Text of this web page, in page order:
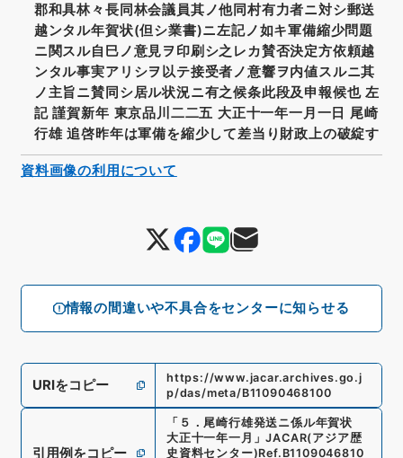
情報の間違いや不具合をセンターに知らせる
郡和具林々長同林会議員其ノ他同村有力者ニ対シ郵送
越ンタル年賀状(但シ業書)ニ左記ノ如キ軍備縮少問題
ニ関スル自巳ノ意見ヲ印刷シ之レカ賛否決定方依頼越
ンタル事実アリシヲ以テ接受者ノ意響ヲ内値スルニ其
ノ主旨ニ賛同シ居ル状況ニ有之候条此段及申報候也 左
記 謹賀新年 東京品川二二五 大正十一年一月一日 尾崎
行雄 追啓昨年は軍備を縮少して差当り財政上の破綻す
URIをコピー
https://www.jacar.archives.go.j
p/das/meta/B11090468100
引用例をコピー
「 ５．尾崎行雄発送ニ係ル年賀状
大正十一年一月 」JACAR(アジア歴
史資料センター)Ref. B1109046810
資料画像の利用について